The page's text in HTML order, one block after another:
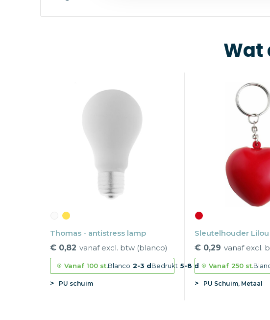
Wat
Thomas - antistress lamp
€ 0,82 vanaf excl. btw (blanco)
Vanaf 100 st.Blanco 2-3 dBedrukt 5-8 d
PU schuim
Sleutelhouder
€ 0,29 vanaf excl.
Vanaf 250 st.
PU Schuim, Metaal